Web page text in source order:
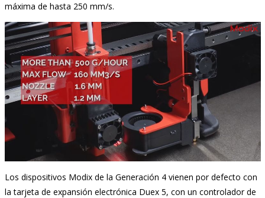
máxima de hasta 250 mm/s.
Los dispositivos Modix de la Generación 4 vienen por defecto con
la tarjeta de expansión electrónica Duex 5, con un controlador de